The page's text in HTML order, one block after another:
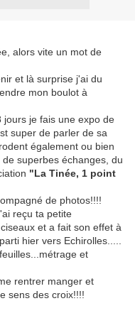
alors vite un mot de
et là surprise j'ai du
mon boulot à
jours je fais une expo de
super de parler de sa
également ou bien
superbes échanges, du
"La Tinée, 1 point
de photos!!!!
reçu ta petite
et a fait son effet à
hier vers Echirolles.....
et
rentrer manger et
sens des croix!!!!